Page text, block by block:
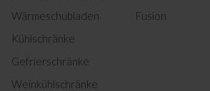
Informationsblatt
Wärmeschubladen
Kühlschränke
Gefrierschränke
Weinkühlschränke
Fusion